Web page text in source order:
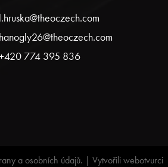
l.hruska@theoczech.com
hanogly26@theoczech.com
774 395 836
a osobních údajů. | Vytvořiliwebotvurci